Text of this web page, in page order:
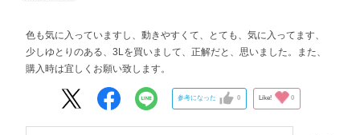
色も気に入っていますし、動きやすくて、とても、気に入ってます、
少しゆとりのある、3Lを買いまして、正解だと、思いました。また、
購入時は宜しくお願い致します。
参考になった 0 Like! 0